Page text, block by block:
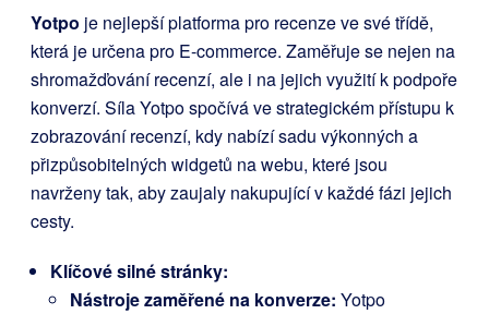
Yotpo je nejlepší platforma pro recenze ve své třídě,
která je určena pro E-commerce. Zaměřuje se nejen na
shromažďování recenzí, ale i na jejich využití k podpoře
konverzí. Síla Yotpo spočívá ve strategickém přístupu k
zobrazování recenzí, kdy nabízí sadu výkonných a
přizpůsobitelných widgetů na webu, které jsou
navrženy tak, aby zaujaly nakupující v každé fázi jejich
cesty.
Klíčové silné stránky:
Nástroje zaměřené na konverze: Yotpo